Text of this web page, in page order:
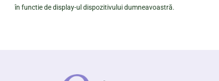
în functie de display-ul dispozitivului dumneavoastră.